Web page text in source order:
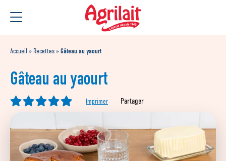
au
contenu
Accueil » Recettes»Gâteau au yaourt
Gâteau au yaourt
Imprimer Partager